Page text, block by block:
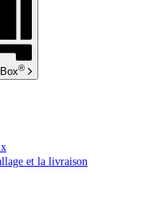
®
et la livraison